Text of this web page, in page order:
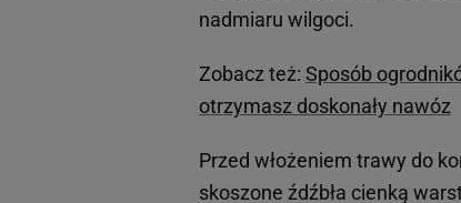
nadmiaru wilgoci.
Zobacz też: Sposób
otrzymasz doskonały nawóz
Przed włożeniem trawy do
skoszone źdźbła cienką